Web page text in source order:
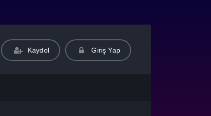
Kaydol Giriş Yap